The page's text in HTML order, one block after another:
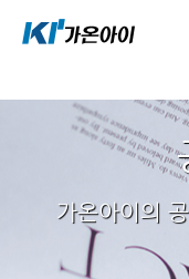
가온아이의